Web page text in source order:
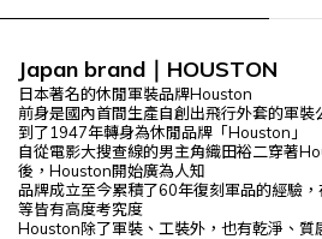
Japan brand HOUSTON
日本著名的休閒軍裝品牌Houston
前身是國內首間生產自創出飛行外套的軍裝
到了1947年轉身為休閒品牌「Houston」
自從電影大搜查線的男主角織田裕二穿著
後， Houston開始廣為人知
品牌成立至今累積了60年復刻軍品的經驗
等皆有高度考究度
Houston除了軍裝、工裝外，也有乾淨、質